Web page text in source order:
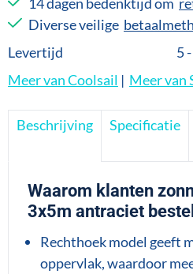
Diverse veilige
Levertijd
5
Meer van Coolsail | Meer van
Beschrijving Specificatie
Waarom klanten
3x5m antraciet
Rechthoek model geeft
oppervlak, waardoor